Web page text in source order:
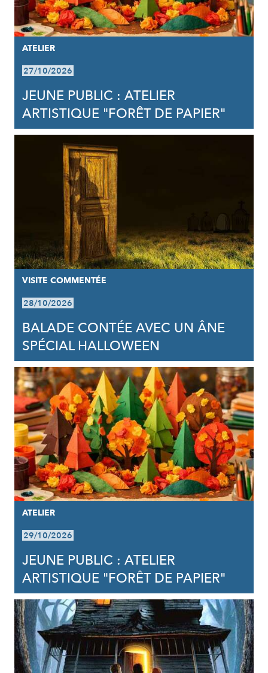
ATELIER
27/10/2026
JEUNE PUBLIC : ATELIER
ARTISTIQUE "FORÊT DE PAPIER"
VISITE COMMENTÉE
28/10/2026
BALADE CONTÉE AVEC UN ÂNE
SPÉCIAL HALLOWEEN
ATELIER
29/10/2026
JEUNE PUBLIC : ATELIER
ARTISTIQUE "FORÊT DE PAPIER"